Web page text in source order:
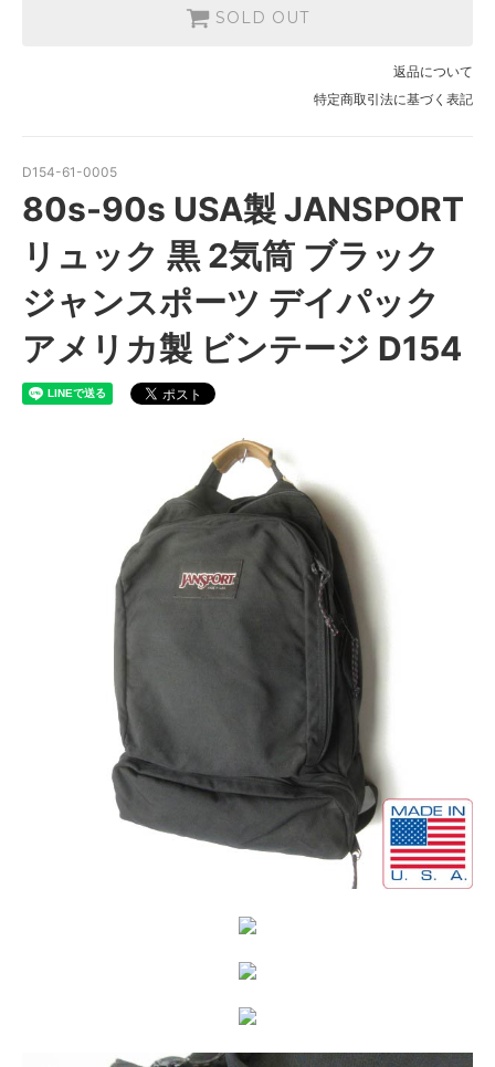
SOLD OUT
返品について
特定商取引法に基づく表記
D154-61-0005
80s-90s USA製 JANSPORT
リュック 黒 2気筒 ブラック
ジャンスポーツ デイパック
アメリカ製 ビンテージ D154